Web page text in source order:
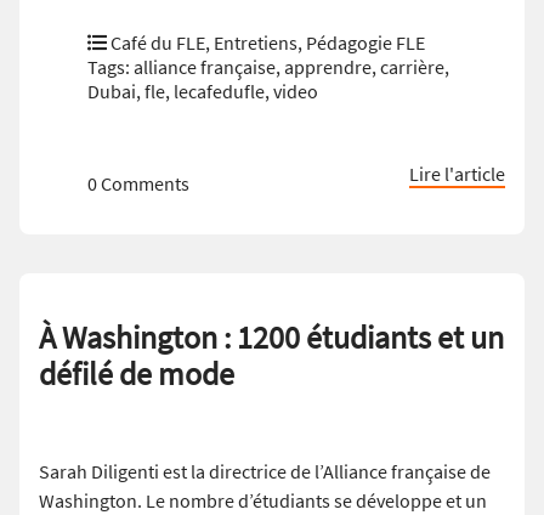
Café du FLE, Entretiens, Pédagogie FLE
Tags: alliance française,apprendre,carrière,
Dubai,fle, lecafedufle,video
0 Comments Lire l'article
À Washington : 1200 étudiants et un
défilé de mode
Sarah Diligenti est la directrice de l’Alliance française de
Washington. Le nombre d’étudiants se développe et un